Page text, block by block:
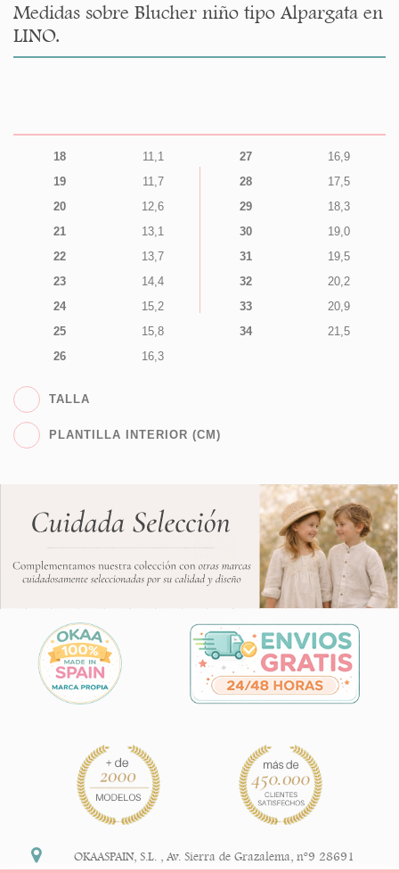
Medidas sobre Blucher niño tipo Alpargata en
LINO.
18
11,1
19
11,7
20
12,6
21
13,1
22
13,7
23
14,4
24
15,2
25
15,8
26
16,3
27
16,9
28
17,5
29
18,3
30
19,0
31
19,5
32
20,2
33
20,9
34
21,5
TALLA
PLANTILLA INTERIOR (CM)
OKAASPAIN, S.L. ,Av. Sierra de Grazalema, nº9 28691